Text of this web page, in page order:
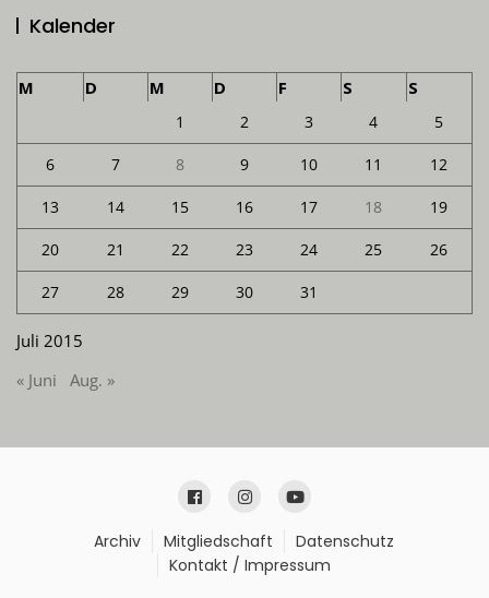
Kalender
Juli 2015
M D M D F S S
1 2 3 4 5
6 7 8 9 10 11 12
13 14 15 16 17 18 19
20 21 22 23 24 25 26
27 28 29 30 31
« Juni Aug. »
Archiv Mitgliedschaft
Datenschutz
Kontakt / Impressum